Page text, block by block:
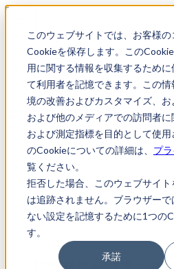
このウェブサイトでは、お客様
Cookieを保存します。この
用に関する情報を収集するため
て利用者を記憶できます。この
境の改善およびカスタマイズ、
および他のメディアでの訪問者
および測定指標を目的として使
のCookieについての詳細は、 プ
覧ください。
拒否した場合、このウェブサイ
は追跡されません。ブラウザー
ない設定を記憶するために1つの
す。
承諾
求人検索
国内事務から外国事務に
事務担当
国内事務から外国事務にステッ
務担当｜知財転職・知財お仕事ナ